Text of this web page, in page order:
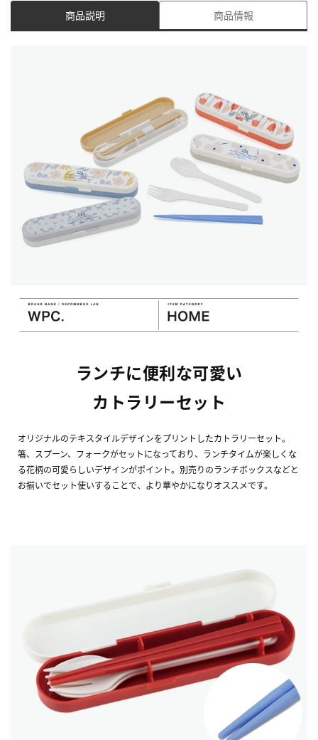
商品説明 商品情報
ランチに便利な可愛い
カトラリーセット
オリジナルのテキスタイルデザインをプリントしたカトラリーセット。
箸、スプーン、フォークがセットになっており、ランチタイムが楽しくな
る花柄の可愛らしいデザインがポイント。別売りのランチボックスなどと
お揃いでセット使いすることで、より華やかになりオススメです。